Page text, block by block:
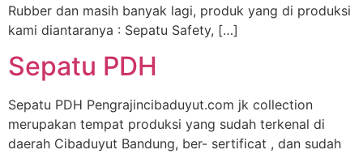
Rubber dan masih banyak lagi, produk yang di produksi
kami diantaranya : Sepatu Safety, […]
Sepatu PDH
Sepatu PDH Pengrajincibaduyut.com jk collection
merupakan tempat produksi yang sudah terkenal di
daerah Cibaduyut Bandung, ber- sertificat , dan sudah